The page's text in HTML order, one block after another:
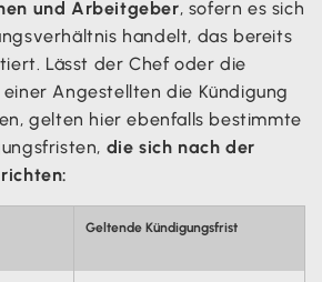
und Arbeitgeber, sofern es sich
handelt, das bereits
Lässt der Chef oder die
Angestellten die Kündigung
gelten hier ebenfalls bestimmte
die sich nach der
Geltende Kündigungsfrist